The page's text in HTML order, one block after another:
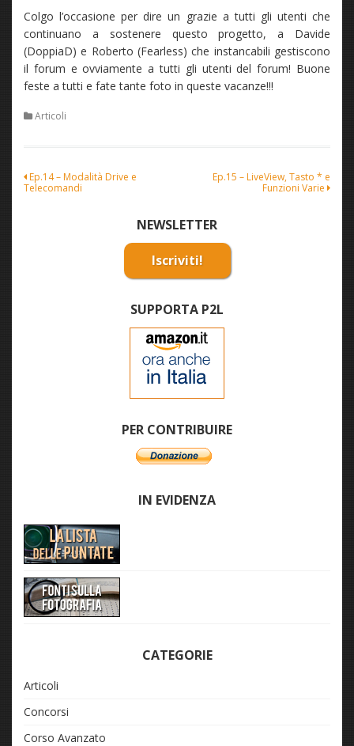
Colgo l’occasione per dire un grazie a tutti gli utenti che
continuano a sostenere questo progetto, a Davide
(DoppiaD) e Roberto (Fearless) che instancabili gestiscono
il forum e ovviamente a tutti gli utenti del forum! Buone
feste a tutti e fate tante foto in queste vacanze!!!
Articoli
Navigazione
Ep.14 – Modalità Drive e
Telecomandi
Ep.15 – LiveView, Tasto * e
Funzioni Varie
NEWSLETTER
Iscriviti!
SUPPORTA P2L
PER CONTRIBUIRE
IN EVIDENZA
CATEGORIE
Articoli
Concorsi
Corso Avanzato